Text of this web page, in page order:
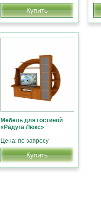
Купить
Мебель для гостиной
«Радуга Люкс»
Цена: по запросу
Купить